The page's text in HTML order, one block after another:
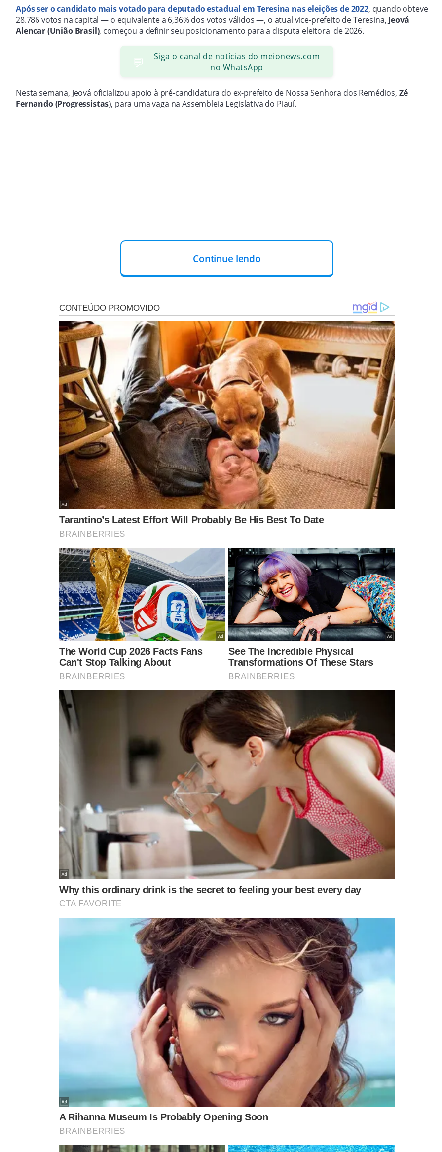
Após ser o candidato mais votado para deputado estadual em Teresina nas eleições de 2022, quando obteve
28.786 votos na capital — o equivalente a 6,36% dos votos válidos —, o atual vice-prefeito de Teresina,Jeová
Alencar (União Brasil), começou a definir seu posicionamento para a disputa eleitoral de 2026.
💬
Siga o canal de notícias do meionews.com
no WhatsApp
Nesta semana, Jeová oficializou apoio à pré-candidatura do ex-prefeito de Nossa Senhora dos Remédios, Zé
Fernando (Progressistas), para uma vaga na Assembleia Legislativa do Piauí.
licenciado e atual secretário municipal de Governo,
Durante o evento, o vice-prefeito deixou claro quem será seu candidato na disputa proporcional.
"Posso até aparecer em fotos com outros, mas meu deputado é o Zé Fernando", declarou.
Além de Zé Fernando, também participou do ato o ex-secretário de Finanças de Santo Antônio de Lisboa e pré-
candidato a deputado federal,
Emanoel Paiva (Progressistas) .
Nos bastidores, a expectativa é que Emanoel também receba o apoio político de Jeová Alencar na corrida por
uma das dez cadeiras do Piauí na Câmara dos Deputados.
*** AS OPINIÕES AQUI CONTIDAS NÃO EXPRESSAM A OPINIÃO NO GRUPO MEIO.
PIAUÍ JEOVÁ ALENCAR
VER COMENTÁRIOS
APÓS RECURSOS DA DEFESA
Alexandre de Moraes aciona
PGR sobre proibição de
visitas de Flávio a Bolsonaro
FALARAM POR TELEFONE
sobre guerra na Ucrânia
após pedido de Zelensky
SE SURPREENDA
governador que declarou
mais de R$ 84 milhões em
bens
VEJA MAIS NOTÍCIAS
Continue lendo